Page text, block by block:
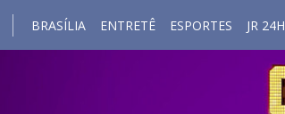
BRASÍLIA ENTRETÊ ESPORTES JR 24H